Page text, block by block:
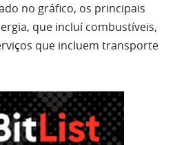
no gráfico, os principais
que incluí combustíveis,
que incluem transporte